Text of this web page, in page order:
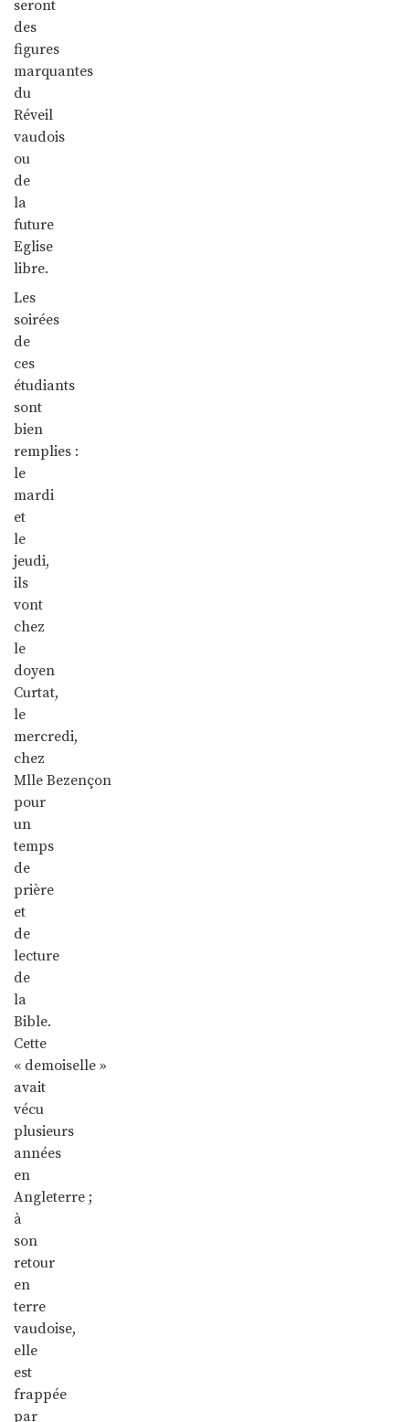
seront
des
figures
marquantes
du
Réveil
vaudois
ou
de
la
future
Eglise
libre.
Les
soirées
de
ces
étudiants
sont
bien
remplies :
le
mardi
et
le
jeudi,
ils
vont
chez
le
doyen
Curtat,
le
mercredi,
chez
Mlle Bezençon
pour
un
temps
de
prière
et
de
lecture
de
la
Bible.
Cette
« demoiselle »
avait
vécu
plusieurs
années
en
Angleterre ;
à
son
retour
en
terre
vaudoise,
elle
est
frappée
par